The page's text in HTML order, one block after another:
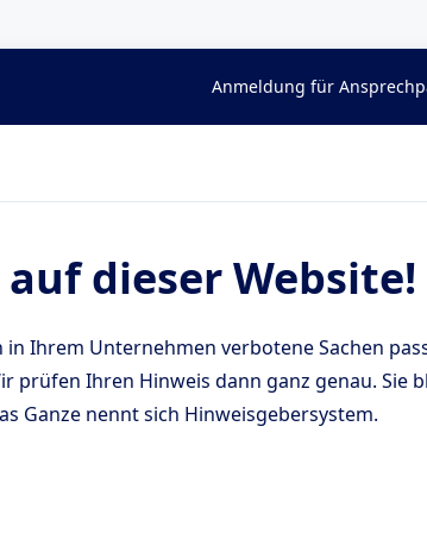
Anmeldung für
dieser Website!
Ihrem Unternehmen verbotene Sachen
prüfen Ihren Hinweis dann ganz genau. Sie
Ganze nennt sich Hinweisgebersystem.